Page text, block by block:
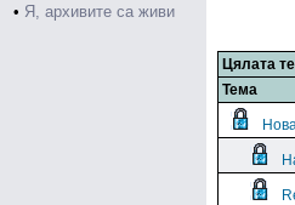
• Я, архивите са живи
Цялата
Тема